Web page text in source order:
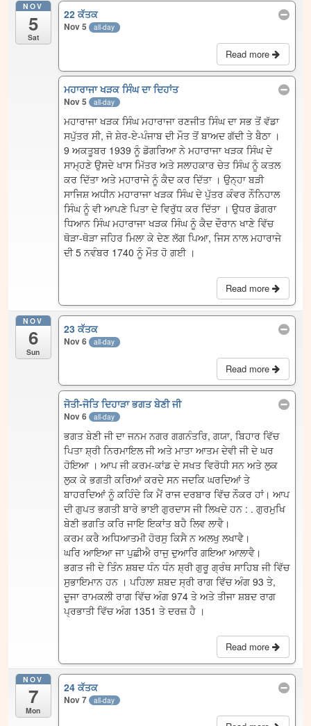
NOV
5
Sat
22 ਕੱਤਕ
Nov 5 all-day
Read more
ਮਹਾਰਾਜਾ ਖੜਕ ਸਿੰਘ ਦਾ ਦਿਹਾਂਤ
Nov 5 all-day
ਮਹਾਰਾਜਾ ਖੜਕ ਸਿੰਘ ਮਹਾਰਾਜਾ ਰਣਜੀਤ ਸਿੰਘ ਦਾ ਸਭ ਤੋਂ ਵੱਡਾ
ਸਪੁੱਤਰ ਸੀ, ਜੋ ਸ਼ੇਰ-ਏ-ਪੰਜਾਬ ਦੀ ਮੌਤ ਤੋਂ ਬਾਅਦ ਗੱਦੀ ਤੇ ਬੈਠਾ ।
9 ਅਕਤੂਬਰ 1939 ਨੂੰ ਡੋਗਰਿਆ ਨੇ ਮਹਾਰਾਜਾ ਖੜਕ ਸਿੰਘ ਦੇ
ਸਾਮ੍ਹਣੇ ਉਸਦੇ ਖਾਸ ਮਿੱਤਰ ਅਤੇ ਸਲਾਹਕਾਰ ਚੇਤ ਸਿੰਘ ਨੂੰ ਕਤਲ
ਕਰ ਦਿੱਤਾ ਅਤੇ ਮਹਾਰਾਜੇ ਨੂੰ ਕੈਦ ਕਰ ਦਿੱਤਾ । ਉਨ੍ਹਾ ਬੜੀ
ਸਾਜਿਸ਼ ਅਧੀਨ ਮਹਾਰਾਜਾ ਖੜਕ ਸਿੰਘ ਦੇ ਪੁੱਤਰ ਕੰਵਰ ਨੌਨਿਹਾਲ
ਸਿੰਘ ਨੂੰ ਵੀ ਆਪਣੇ ਪਿਤਾ ਦੇ ਵਿਰੁੱਧ ਕਰ ਦਿੱਤਾ । ਉਧਰ ਡੋਗਰਾ
ਧਿਆਨ ਸਿੰਘ ਮਹਾਰਾਜਾ ਖੜਕ ਸਿੰਘ ਨੂੰ ਕੈਦ ਦੌਰਾਨ ਖਾਣੇ ਵਿੱਚ
ਥੋੜਾ-ਥੋੜਾ ਜਹਿਰ ਮਿਲਾ ਕੇ ਦੇਣ ਲੱਗ ਪਿਆ, ਜਿਸ ਨਾਲ ਮਹਾਰਾਜੇ
ਦੀ 5 ਨਵੰਬਰ 1740 ਨੂੰ ਮੌਤ ਹੋ ਗਈ ।
Read more
NOV
6
Sun
23 ਕੱਤਕ
Nov 6 all-day
Read more
ਜੋਤੀ-ਜੋਤਿ ਦਿਹਾੜਾ ਭਗਤ ਬੇਣੀ ਜੀ
Nov 6 all-day
ਭਗਤ ਬੇਣੀ ਜੀ ਦਾ ਜਨਮ ਨਗਰ ਗਗਨੰਤਰਿ, ਗਯਾ, ਬਿਹਾਰ ਵਿੱਚ
ਪਿਤਾ ਸ਼੍ਰੀ ਨਿਰਮਾਇਲ ਜੀ ਅਤੇ ਮਾਤਾ ਆਤਮ ਦੇਵੀ ਜੀ ਦੇ ਘਰ
ਹੋਇਆ । ਆਪ ਜੀ ਕਰਮ-ਕਾਂਡ ਦੇ ਸਖਤ ਵਿਰੋਧੀ ਸਨ ਅਤੇ ਲੁਕ
ਲੁਕ ਕੇ ਭਗਤੀ ਕਰਿਆਂ ਕਰਦੇ ਸਨ ਜਦਕਿ ਘਰਦਿਆਂ ਤੇ
ਬਾਹਰਦਿਆਂ ਨੂੰ ਕਹਿੰਦੇ ਕਿ ਮੈਂ ਰਾਜ ਦਰਬਾਰ ਵਿੱਚ ਨੌਕਰ ਹਾਂ। ਆਪ
ਦੀ ਗੁਪਤ ਭਗਤੀ ਬਾਰੇ ਭਾਈ ਗੁਰਦਾਸ ਜੀ ਲਿਖਦੇ ਹਨ : . ਗੁਰਮੁਖਿ
ਬੇਣੀ ਭਗਤਿ ਕਰਿ ਜਾਇ ਇਕਾਂਤ ਬਹੈ ਲਿਵ ਲਾਵੈ।
ਕਰਮ ਕਰੈ ਅਧਿਆਤਮੀ ਹੋਰਸੁ ਕਿਸੈ ਨ ਅਲਖੁ ਲਖਾਵੈ।
ਘਰਿ ਆਇਆ ਜਾ ਪੁਛੀਐ ਰਾਜੁ ਦੁਆਰਿ ਗਇਆ ਆਲਾਵੈ।
ਭਗਤ ਜੀ ਦੇ ਤਿੰਨ ਸ਼ਬਦ ਧੰਨ ਧੰਨ ਸ਼੍ਰੀ ਗੁਰੂ ਗ੍ਰੰਥ ਸਾਹਿਬ ਜੀ ਵਿੱਚ
ਸੁਭਾਇਮਾਨ ਹਨ । ਪਹਿਲਾ ਸ਼ਬਦ ਸ੍ਰੀ ਰਾਗ ਵਿੱਚ ਅੰਗ 93 ਤੇ,
ਦੂਜਾ ਰਾਮਕਲੀ ਰਾਗ ਵਿੱਚ ਅੰਗ 974 ਤੇ ਅਤੇ ਤੀਜਾ ਸ਼ਬਦ ਰਾਗ
ਪ੍ਰਭਾਤੀ ਵਿੱਚ ਅੰਗ 1351 ਤੇ ਦਰਜ਼ ਹੈ ।
Read more
NOV
7
Mon
24 ਕੱਤਕ
Nov 7 all-day